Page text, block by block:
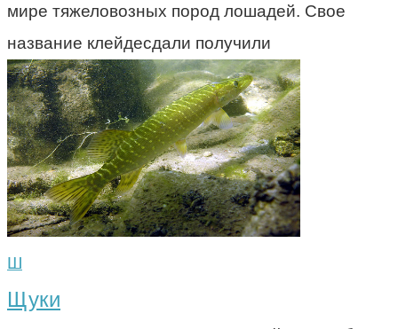
мире тяжеловозных пород лошадей. Свое
название клейдесдали получили
Ш
Щуки